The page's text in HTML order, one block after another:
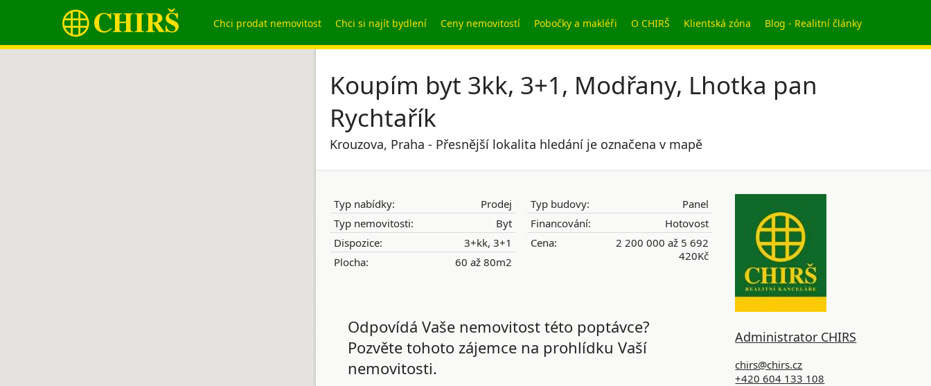
Chci prodat nemovitost Chci si najít bydlení Ceny nemovitostí Pobočky a makléři O CHIRŠ Klientská zóna Blog - Realitní články
Koupím byt 3kk, 3+1, Modřany, Lhotka pan
Rychtařík
Krouzova, Praha - Přesnější lokalita hledání je označena v mapě
Typ nabídky:
Prodej
Typ nemovitosti:
Byt
Dispozice:
3+kk, 3+1
Plocha:
60 až 80m2
Typ budovy:
Panel
Financování:
Hotovost
Cena:
2 200 000 až 5 692
420Kč
Odpovídá Vaše nemovitost této poptávce?
Pozvěte tohoto zájemce na prohlídku Vaší
nemovitosti.
Administrator CHIRS
chirs@chirs.cz
+420 604 133 108